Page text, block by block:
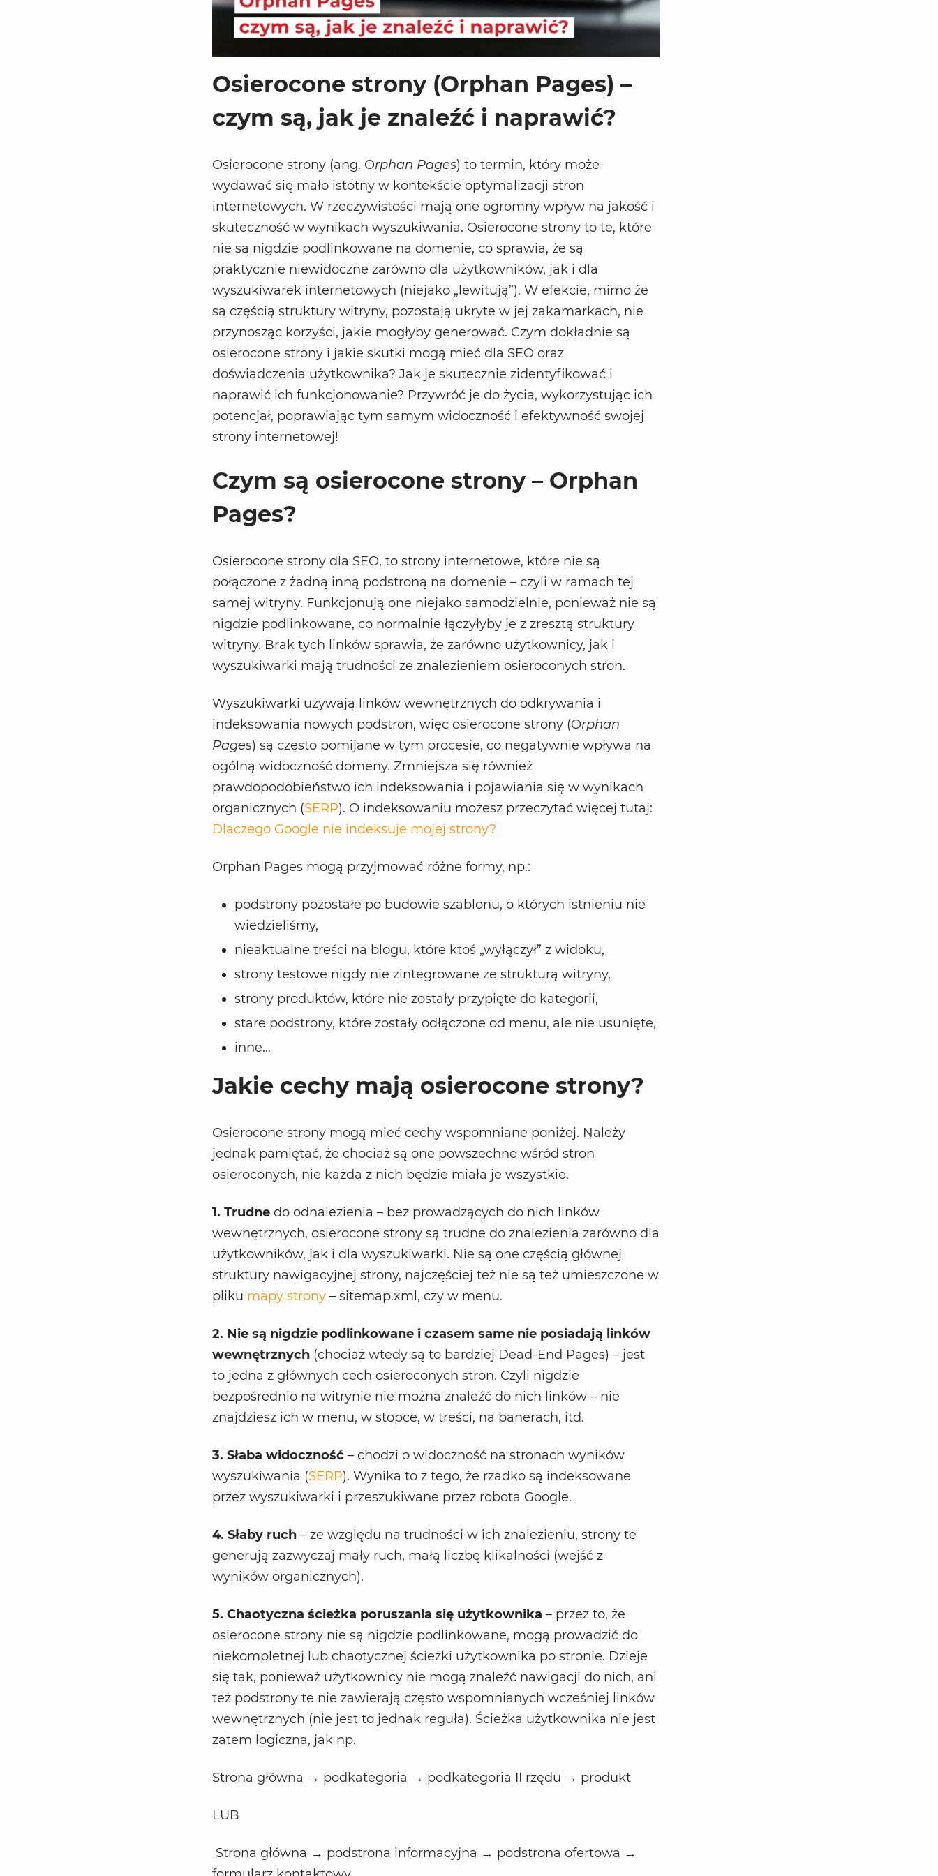
Osierocone strony (Orphan Pages) –
czym są, jak je znaleźć i naprawić?
Osierocone strony (ang. Orphan Pages) to termin, który może
wydawać się mało istotny w kontekście optymalizacji stron
internetowych. W rzeczywistości mają one ogromny wpływ na jakość i
skuteczność w wynikach wyszukiwania. Osierocone strony to te, które
nie są nigdzie podlinkowane na domenie, co sprawia, że są
praktycznie niewidoczne zarówno dla użytkowników, jak i dla
wyszukiwarek internetowych (niejako „lewitują”). W efekcie, mimo że
są częścią struktury witryny, pozostają ukryte w jej zakamarkach, nie
przynosząc korzyści, jakie mogłyby generować. Czym dokładnie są
osierocone strony i jakie skutki mogą mieć dla SEO oraz
doświadczenia użytkownika? Jak je skutecznie zidentyfikować i
naprawić ich funkcjonowanie? Przywróć je do życia, wykorzystując ich
potencjał, poprawiając tym samym widoczność i efektywność swojej
strony internetowej!
Czym są osierocone strony – Orphan
Pages?
Osierocone strony dla SEO, to strony internetowe, które nie są
połączone z żadną inną podstroną na domenie – czyli w ramach tej
samej witryny. Funkcjonują one niejako samodzielnie, ponieważ nie są
nigdzie podlinkowane, co normalnie łączyłyby je z zresztą struktury
witryny. Brak tych linków sprawia, że zarówno użytkownicy, jak i
wyszukiwarki mają trudności ze znalezieniem osieroconych stron.
Wyszukiwarki używają linków wewnętrznych do odkrywania i
indeksowania nowych podstron, więc osierocone strony (Orphan
Pages) są często pomijane w tym procesie, co negatywnie wpływa na
ogólną widoczność domeny. Zmniejsza się również
prawdopodobieństwo ich indeksowania i pojawiania się w wynikach
organicznych (SERP). O indeksowaniu możesz przeczytać więcej tutaj:
Dlaczego Google nie indeksuje mojej strony?
Orphan Pages mogą przyjmować różne formy, np.:
podstrony pozostałe po budowie szablonu, o których istnieniu nie
wiedzieliśmy,
nieaktualne treści na blogu, które ktoś „wyłączył” z widoku,
strony testowe nigdy nie zintegrowane ze strukturą witryny,
strony produktów, które nie zostały przypięte do kategorii,
stare podstrony, które zostały odłączone od menu, ale nie usunięte,
inne…
Jakie cechy mają osierocone strony?
Osierocone strony mogą mieć cechy wspomniane poniżej. Należy
jednak pamiętać, że chociaż są one powszechne wśród stron
osieroconych, nie każda z nich będzie miała je wszystkie.
1. Trudne do odnalezienia – bez prowadzących do nich linków
wewnętrznych, osierocone strony są trudne do znalezienia zarówno dla
użytkowników, jak i dla wyszukiwarki. Nie są one częścią głównej
struktury nawigacyjnej strony, najczęściej też nie są też umieszczone w
pliku mapy strony – sitemap.xml, czy w menu.
2. Nie są nigdzie podlinkowane i czasem same nie posiadają linków
wewnętrznych (chociaż wtedy są to bardziej Dead-End Pages) – jest
to jedna z głównych cech osieroconych stron. Czyli nigdzie
bezpośrednio na witrynie nie można znaleźć do nich linków – nie
znajdziesz ich w menu, w stopce, w treści, na banerach, itd.
3. Słaba widoczność – chodzi o widoczność na stronach wyników
wyszukiwania (SERP). Wynika to z tego, że rzadko są indeksowane
przez wyszukiwarki i przeszukiwane przez robota Google.
4. Słaby ruch – ze względu na trudności w ich znalezieniu, strony te
generują zazwyczaj mały ruch, małą liczbę klikalności (wejść z
wyników organicznych).
5. Chaotyczna ścieżka poruszania się użytkownika – przez to, że
osierocone strony nie są nigdzie podlinkowane, mogą prowadzić do
niekompletnej lub chaotycznej ścieżki użytkownika po stronie. Dzieje
się tak, ponieważ użytkownicy nie mogą znaleźć nawigacji do nich, ani
też podstrony te nie zawierają często wspomnianych wcześniej linków
wewnętrznych (nie jest to jednak reguła). Ścieżka użytkownika nie jest
zatem logiczna, jak np.
Strona główna → podkategoria → podkategoria II rzędu → produkt
LUB
Strona główna → podstrona informacyjna → podstrona ofertowa →